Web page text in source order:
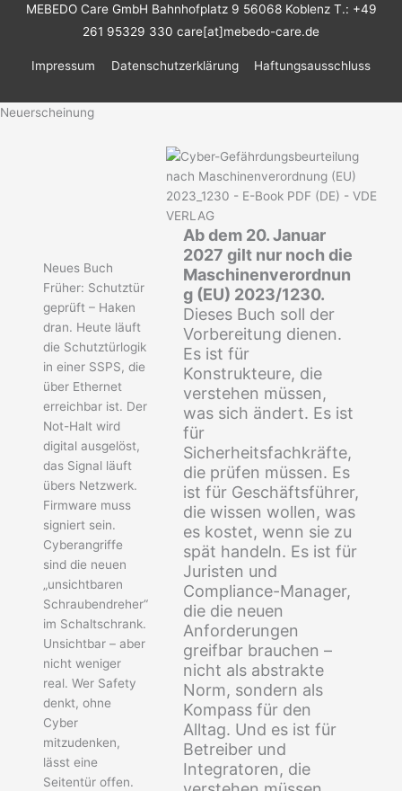
MEBEDO Care GmbH Bahnhofplatz 9 56068 Koblenz T.: +49
261 95329 330 care[at]mebedo-care.de
Impressum Datenschutzerklärung Haftungsausschluss
Neuerscheinung
Neues Buch
Früher: Schutztür
geprüft – Haken
dran. Heute läuft
die Schutztürlogik
in einer SSPS, die
über Ethernet
erreichbar ist. Der
Not-Halt wird
digital ausgelöst,
das Signal läuft
übers Netzwerk.
Firmware muss
signiert sein.
Cyberangriffe
sind die neuen
„unsichtbaren
Schraubendreher“
im Schaltschrank.
Unsichtbar – aber
nicht weniger
real. Wer Safety
denkt, ohne
Cyber
mitzudenken,
lässt eine
Seitentür offen.
Ab dem 20. Januar
2027 gilt nur noch die
Maschinenverordnun
g (EU) 2023/1230.
Dieses Buch soll der
Vorbereitung dienen.
Es ist für
Konstrukteure, die
verstehen müssen,
was sich ändert. Es ist
für
Sicherheitsfachkräfte,
die prüfen müssen. Es
ist für Geschäftsführer,
die wissen wollen, was
es kostet, wenn sie zu
spät handeln. Es ist für
Juristen und
Compliance-Manager,
die die neuen
Anforderungen
greifbar brauchen –
nicht als abstrakte
Norm, sondern als
Kompass für den
Alltag. Und es ist für
Betreiber und
Integratoren, die